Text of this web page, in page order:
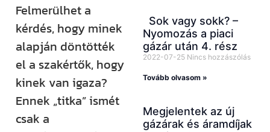
Felmerülhet a
kérdés, hogy minek
alapján döntötték
el a szakértők, hogy
kinek van igaza?
Ennek „titka” ismét
csak a
Sok vagy sokk? –
Nyomozás a piaci
gázár után 4. rész
2022-07-25 Nincs hozzászólás
Tovább olvasom »
Megjelentek az új
gázárak és áramdíjak